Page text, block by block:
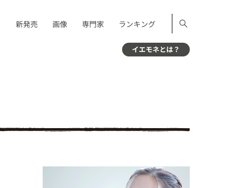
新発売 画像 専門家 ランキング
イエモネとは？